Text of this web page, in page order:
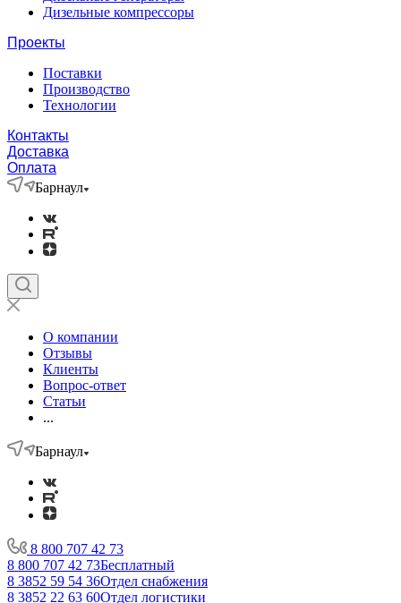
Дизельные компрессоры
Проекты
Поставки
Производство
Технологии
Контакты
Доставка
Оплата
Барнаул
О компании
Отзывы
Клиенты
Вопрос-ответ
Статьи
...
Барнаул
8 800 707 42 73
8 800 707 42 73Бесплатный
8 3852 59 54 36Отдел снабжения
8 3852 22 63 60Отдел логистики